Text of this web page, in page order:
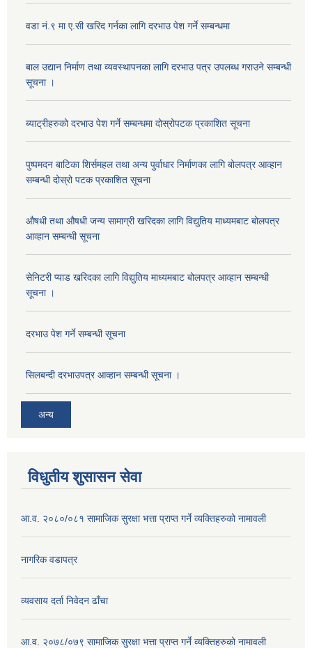
वडा नं.९ मा ए.सी खरिद गर्नका लागि दरभाउ पेश गर्ने सम्बन्धमा
बाल उद्यान निर्माण तथा व्यवस्थापनका लागि दरभाउ पत्र उपलब्ध गराउने सम्बन्धी
सूचना ।
ब्याट्रीहरुको दरभाउ पेश गर्ने सम्बन्धमा दोस्रोपटक प्रकाशित सूचना
पुष्पमदन बाटिका शिर्समहल तथा अन्य पुर्वाधार निर्माणका लागि बोलपत्र आव्हान
सम्बन्धी दोस्रो पटक प्रकाशित सूचना
औषधी तथा औषधी जन्य सामाग्री खरिदका लागि विद्युतिय माध्यमबाट बोलपत्र
आव्हान सम्बन्धी सूचना
सेनिटरी प्याड खरिदका लागि विद्युतिय माध्यमबाट बोलपत्र आव्हान सम्बन्धी
सूचना ।
दरभाउ पेश गर्ने सम्बन्धी सूचना
सिलबन्दी दरभाउपत्र आव्हान सम्बन्धी सूचना ।
अन्य
विधुतीय शुसासन सेवा
आ.व. २०८०/०८१ सामाजिक सुरक्षा भत्ता प्राप्त गर्ने व्यक्तिहरुको नामावली
नागरिक वडापत्र
व्यवसाय दर्ता निवेदन ढाँचा
आ.व. २०७८/०७९ सामाजिक सुरक्षा भत्ता प्राप्त गर्ने व्यक्तिहरुको नामावली